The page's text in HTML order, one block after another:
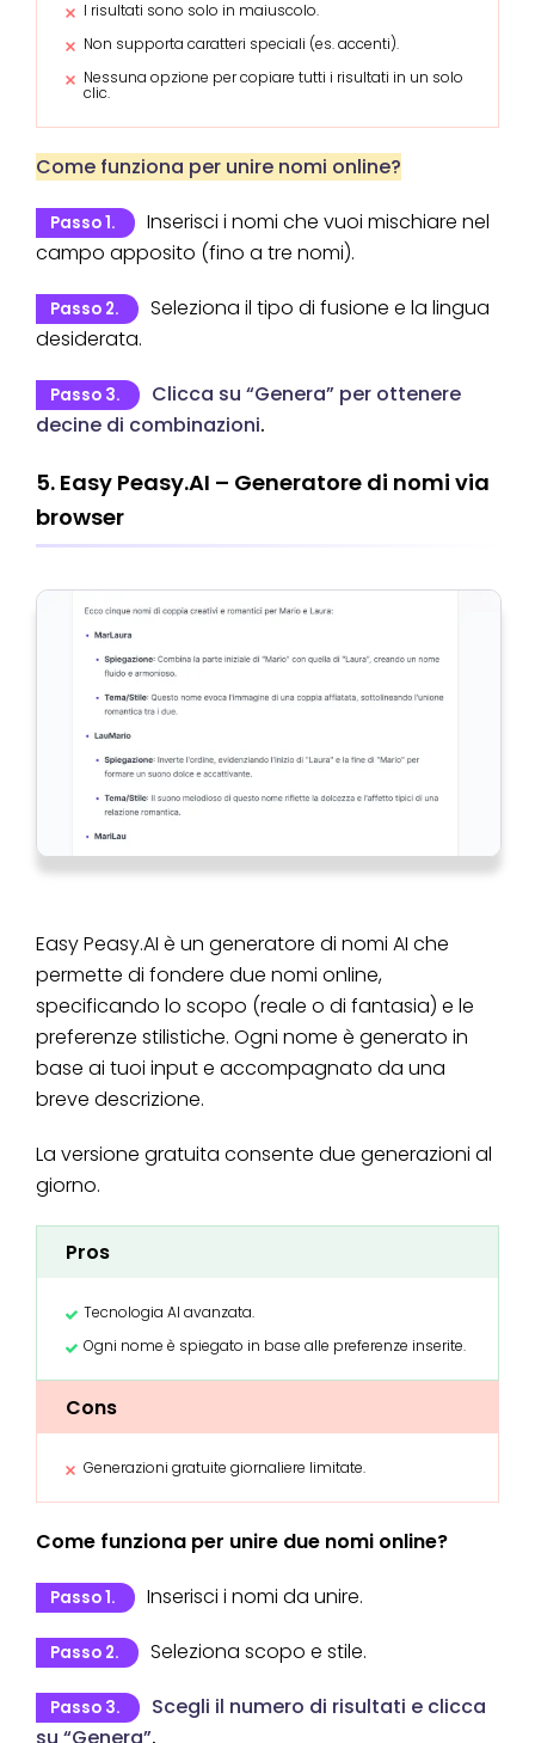
I risultati sono solo in maiuscolo.
Non supporta caratteri speciali (es. accenti).
Nessuna opzione per copiare tutti i risultati in un solo
clic.
Come funziona per unire nomi online?
Passo 1.
Inserisci i nomi che vuoi mischiare nel
campo apposito (fino a tre nomi).
Passo 2.
Seleziona il tipo di fusione e la lingua
desiderata.
Passo 3.
Clicca su “Genera” per ottenere
decine di combinazioni.
5. Easy Peasy.AI – Generatore di nomi via
browser
Easy Peasy.AI è un generatore di nomi AI che
permette di fondere due nomi online,
specificando lo scopo (reale o di fantasia) e le
preferenze stilistiche. Ogni nome è generato in
base ai tuoi input e accompagnato da una
breve descrizione.
La versione gratuita consente due generazioni al
giorno.
Pros
Tecnologia AI avanzata.
Ogni nome è spiegato in base alle preferenze inserite.
Cons
Generazioni gratuite giornaliere limitate.
Come funziona per unire due nomi online?
Passo 1. Inserisci i nomi da unire.
Passo 2. Seleziona scopo e stile.
Passo 3.
Scegli il numero di risultati e clicca